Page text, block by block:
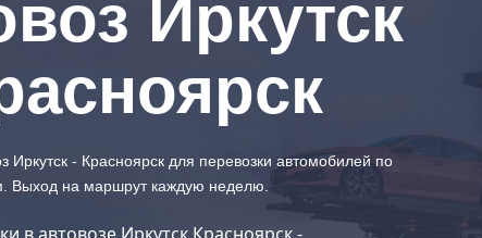
Иркутск
Иркутск - Красноярск для перевозки автомобилей по
Выход на маршрут каждую неделю.